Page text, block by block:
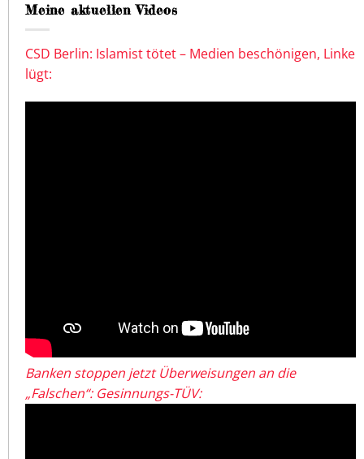
Meine aktuellen Videos
CSD Berlin: Islamist tötet – Medien beschönigen, Linke
lügt:
Banken stoppen jetzt Überweisungen an die
„Falschen“: Gesinnungs-TÜV: